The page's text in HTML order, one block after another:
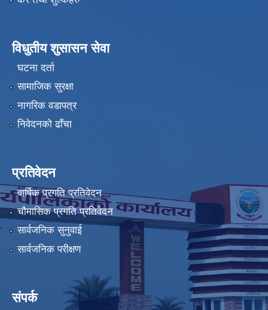
विधुतीय शुसासन सेवा
घटना दर्ता
सामाजिक सुरक्षा
नागरिक वडापत्र
निवेदनको ढाँचा
प्रतिवेदन
वार्षिक प्रगति प्रतिवेदन
चौमासिक प्रगति प्रतिवेदन
सार्वजनिक सुनुवाई
सार्वजनिक परीक्षण
संपर्क